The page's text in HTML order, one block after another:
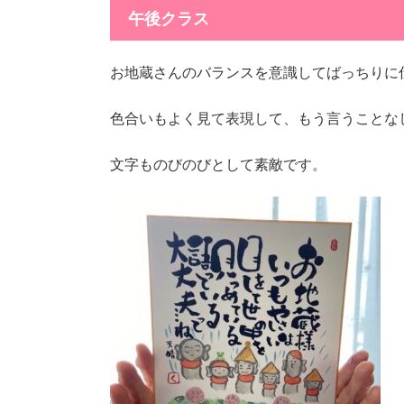
午後クラス
お地蔵さんのバランスを意識してばっちりに
色合いもよく見て表現して、もう言うことな
文字ものびのびとして素敵です。